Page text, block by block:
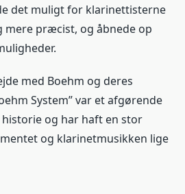
det muligt for klarinettisterne
mere præcist, og åbnede op
med Boehm og deres
System” var et afgørende
og har haft en stor
og klarinetmusikken lige